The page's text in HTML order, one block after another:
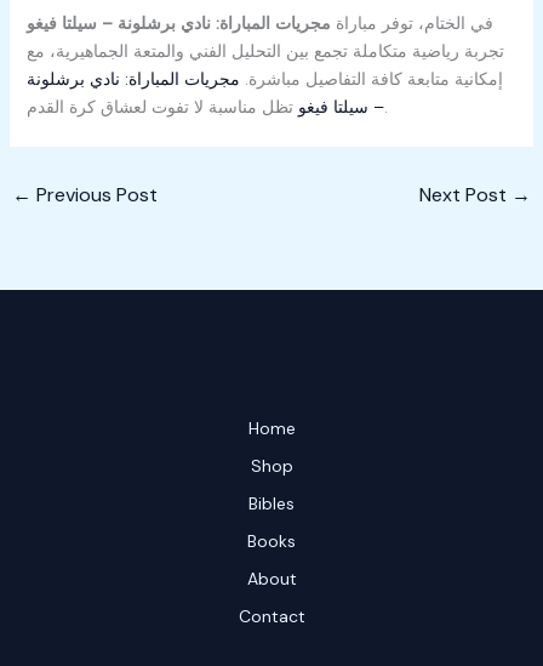
في الختام، توفر مباراة مجريات المباراة: نادي برشلونة – سيلتا فيغو
تجربة رياضية متكاملة تجمع بين التحليل الفني والمتعة الجماهيرية، مع
إمكانية متابعة كافة التفاصيل مباشرة. مجريات المباراة: نادي برشلونة
– سيلتا فيغوتظل مناسبة لا تفوت لعشاق كرة القدم.
← Previous Post Next Post →
Home
Shop
Bibles
Books
About
Contact